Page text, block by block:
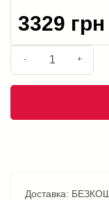
3329 грн
- +
Доставка: